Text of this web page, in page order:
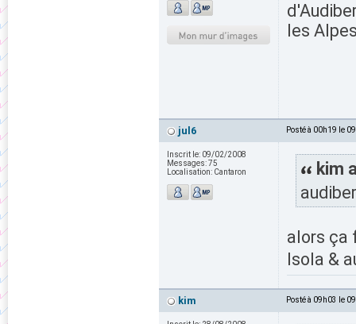
les
jul6 Posté à 00h19 le
Inscrit le: 09/02/2008
Messages:75
Localisation: Cantaron
kim
alors ça
Isola &
kim Posté à 09h03 le